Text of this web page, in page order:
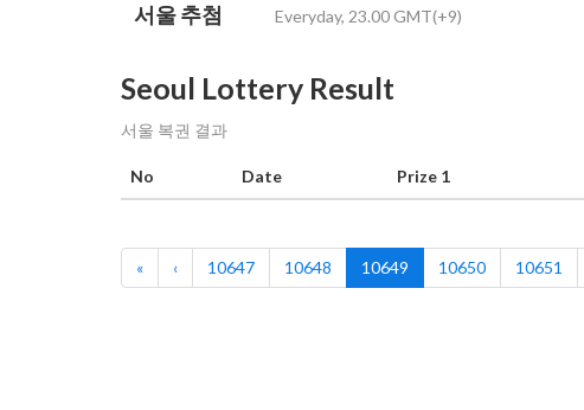
서울 추첨 Everyday, 23.00 GMT(+9)
Seoul Lottery Result
서울 복권 결과
No Date Prize 1
« ‹ 10647 10648 10649 10650 10651